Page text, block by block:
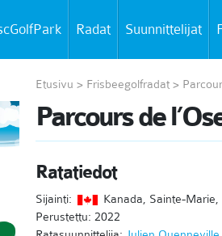
Radat Suunnittelijat
Etusivu > Frisbeegolfradat>
Parcours de
Ratatiedot
Sijainti:
Kanada, Sainte-
Perustettu: 2022